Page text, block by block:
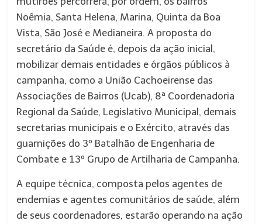
Noêmia, Santa Helena, Marina, Quinta da Boa
Vista, São José e Medianeira. A proposta do
secretário da Saúde é, depois da ação inicial,
mobilizar demais entidades e órgãos públicos à
campanha, como a União Cachoeirense das
Associações de Bairros (Ucab), 8ª Coordenadoria
Regional da Saúde, Legislativo Municipal, demais
secretarias municipais e o Exército, através das
guarnições do 3º Batalhão de Engenharia de
Combate e 13º Grupo de Artilharia de Campanha.
A equipe técnica, composta pelos agentes de
endemias e agentes comunitários de saúde, além
de seus coordenadores, estarão operando na ação